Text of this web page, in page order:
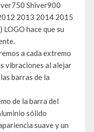
Shiver900
2013 2014 2015
LOGO hace que su
a cada extremo
vibraciones al alejar
barras de la
de la barra del
sólido
suave y un